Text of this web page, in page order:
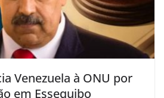
Venezuela à ONU por
em Essequibo